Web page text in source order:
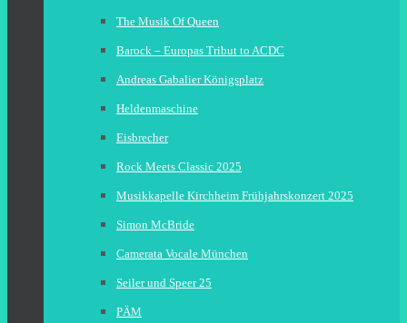
The Musik Of Queen
Barock – Europas Tribut to ACDC
Andreas Gabalier Königsplatz
Heldenmaschine
Eisbrecher
Rock Meets Classic 2025
Musikkapelle Kirchheim Frühjahrskonzert 2025
Simon McBride
Camerata Vocale München
Seiler und Speer 25
PÄM